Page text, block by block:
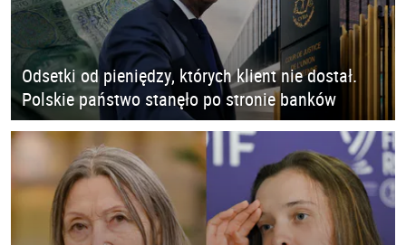
Odsetki od pieniędzy, których klient nie dostał.
Polskie państwo stanęło po stronie banków